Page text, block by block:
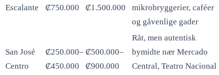
Escalante
₡750.000
₡1.500.000
mikrobryggerier, caféer
og gåvenlige gader
San José
Centro
₡250.000–
₡450.000
₡500.000–
₡900.000
Råt, men autentisk
bymidte nær Mercado
Central, Teatro Nacional